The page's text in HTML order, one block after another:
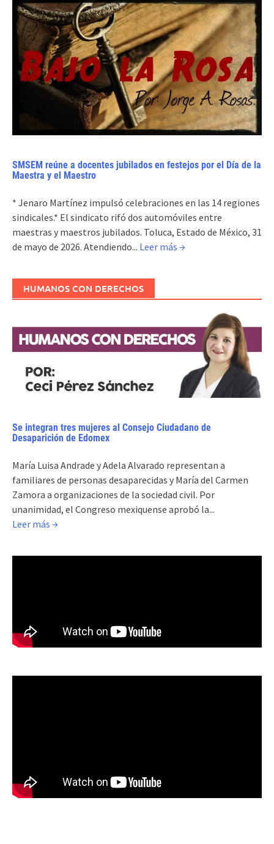
SMSEM reúne a docentes jubilados en festejos por el Día de la
Maestra y el Maestro
* Jenaro Martínez impulsó celebraciones en las 14 regiones
sindicales.* El sindicato rifó dos automóviles entre
maestras y maestros jubilados. Toluca, Estado de México, 31
de mayo de 2026. Atendiendo... Leer más →
HUMANOS CON DERECHOS
Se integran tres mujeres al Consejo Ciudadano de
Desaparición de Edomex
María Luisa Andrade y Adela Alvarado representan a
familiares de personas desaparecidas y María del Carmen
Zamora a organizaciones de la sociedad civil. Por
unanimidad, el Congreso mexiquense aprobó la...
Leer más →